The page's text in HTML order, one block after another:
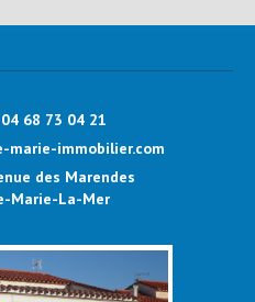
04 68 73 04 21
marie-immobilier.com
des Marendes
Marie-La-Mer